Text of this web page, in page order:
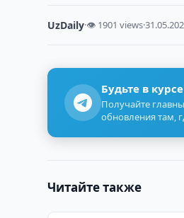
UzDaily·👁 1901 views·
Будьте в
Получайте
обновления там,
Читайте также